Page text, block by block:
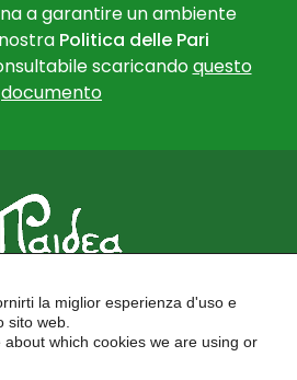
a garantire un ambiente
Politica delle Pari
scaricandoquesto
documento
PER LE SCUOLE
PROFESSIONALE
EUROPEI
la miglior esperienza d'uso e
sito web.
which cookies we are using or